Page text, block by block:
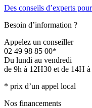
Des conseils d’experts
Besoin d’information ?
Appelez un conseiller
02 49 98 85 00*
Du lundi au vendredi
de 9h à 12H30 et de 14H
* prix d’un appel local
Nos financements